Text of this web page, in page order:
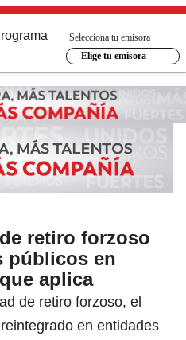
Selecciona tu emisora
Elige tu emisora
retiro forzoso
públicos en
aplica
de retiro forzoso, el
en entidades